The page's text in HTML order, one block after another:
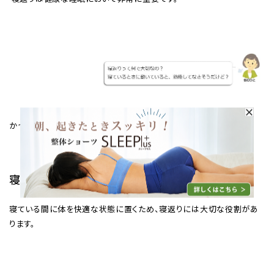
かつて寝返りが大切なのかについてご説明します。
寝返りの役割
寝ている間に体を快適な状態に置くため、寝返りには大切な役割があ
ります。